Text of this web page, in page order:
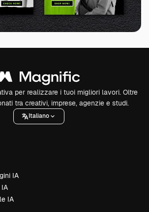
per realizzare i tuoi migliori lavori. Oltre
tra creativi, imprese, agenzie e studi.
Italiano
IA
IA